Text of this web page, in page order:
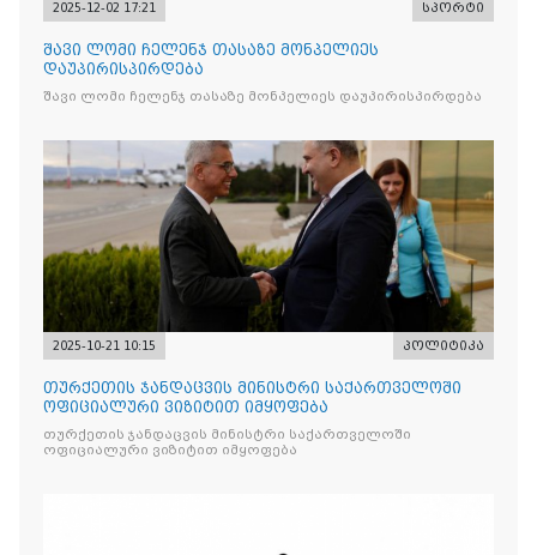
2025-12-02 17:21 სპორტი
შავი ლომი ჩელენჯ თასაზე მონპელიეს
დაუპირისპირდება
შავი ლომი ჩელენჯ თასაზე მონპელიეს დაუპირისპირდება
2025-10-21 10:15 პოლიტიკა
თურქეთის ჯანდაცვის მინისტრი საქართველოში
ოფიციალური ვიზიტით იმყოფება
თურქეთის ჯანდაცვის მინისტრი საქართველოში
ოფიციალური ვიზიტით იმყოფება